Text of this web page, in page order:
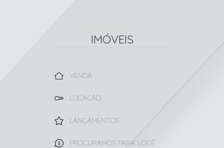
IMÓVEIS
VENDA
LOCAÇÃO
LANÇAMENTOS
PROCURAMOS PARA VOCÊ